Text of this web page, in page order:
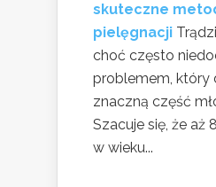
skuteczne
pielęgnacji
choć często
problemem, który
znaczną część
Szacuje się, że aż
w wieku...